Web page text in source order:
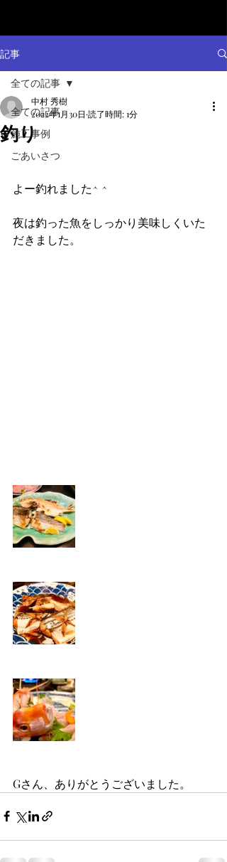
記事
全ての記事
施工事例
ごあいさつ
全ての記事
釣り
中村 秀樹
2022年1月30日 読了時間: 1分
よー釣れました^ ^
夜は釣った魚をしっかり美味しくいた
だきました。
Gさん、ありがとうございました。